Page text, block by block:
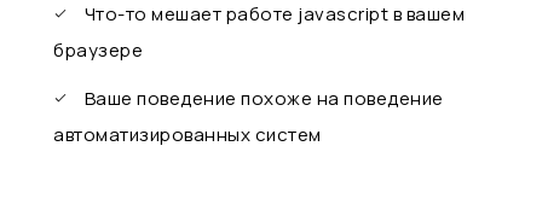
Что-то мешает работе javascript в вашем
браузере
Ваше поведение похоже на поведение
автоматизированных систем